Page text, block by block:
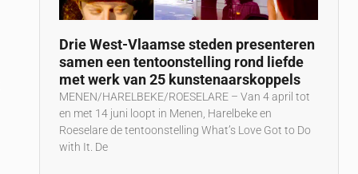
Drie West-Vlaamse steden presenteren
samen een tentoonstelling rond liefde
met werk van 25 kunstenaarskoppels
MENEN/HARELBEKE/ROESELARE – Van 4 april tot
en met 14 juni loopt in Menen, Harelbeke en
Roeselare de tentoonstelling What’s Love Got to Do
with It. De